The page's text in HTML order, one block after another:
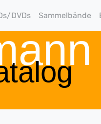
DVDs Sammelbände